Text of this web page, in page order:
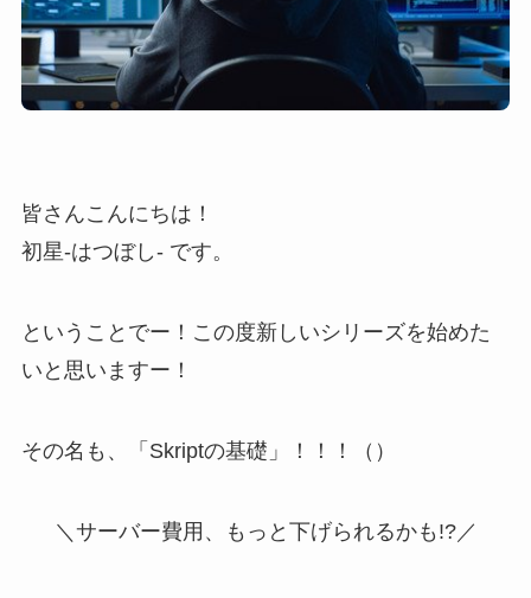
皆さんこんにちは！
初星-はつぼし- です。
ということでー！この度新しいシリーズを始めた
いと思いますー！
その名も、「Skriptの基礎」！！！（）
＼サーバー費用、もっと下げられるかも!?／